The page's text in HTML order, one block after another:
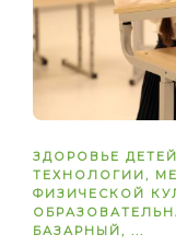
ЗДОРОВЬЕ ДЕТЕЙ
ТЕХНОЛОГИИ ,
ФИЗИЧЕСКОЙ
БАЗАРНЫЙ , ...